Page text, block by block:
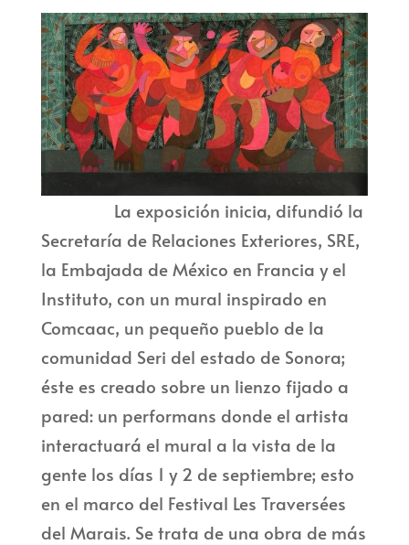
La exposición inicia, difundió la
Secretaría de Relaciones Exteriores, SRE,
la Embajada de México en Francia y el
Instituto, con un mural inspirado en
Comcaac, un pequeño pueblo de la
comunidad Seri del estado de Sonora;
éste es creado sobre un lienzo fijado a
pared: un performans donde el artista
interactuará el mural a la vista de la
gente los días 1 y 2 de septiembre; esto
en el marco del Festival Les Traversées
del Marais. Se trata de una obra de más